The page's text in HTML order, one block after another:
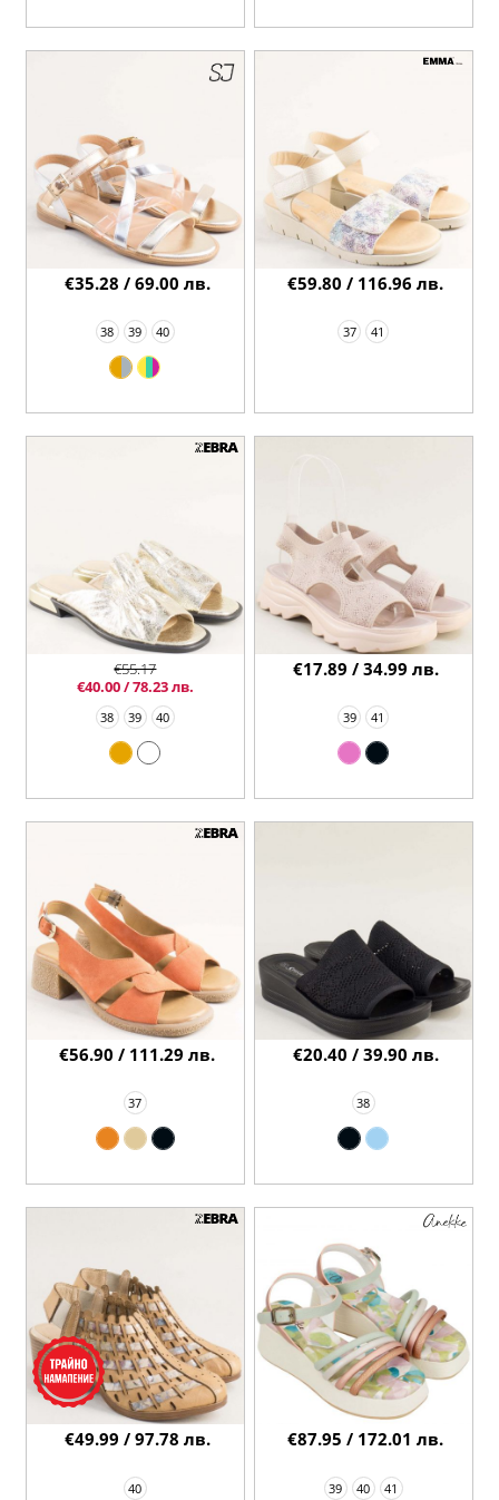
38 39 40
€35.28 / 69.00 лв.
37 41
€59.80 / 116.96 лв.
38 39 40
€55.17
€40.00 / 78.23 лв.
39 41
€17.89 / 34.99 лв.
37
€56.90 / 111.29 лв.
38
€20.40 / 39.90 лв.
40
€49.99 / 97.78 лв.
39 40 41
€87.95 / 172.01 лв.